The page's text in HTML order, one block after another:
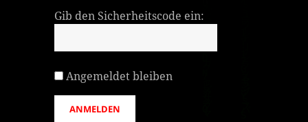
Gib den Sicherheitscode ein:
Angemeldet bleiben
ANMELDEN